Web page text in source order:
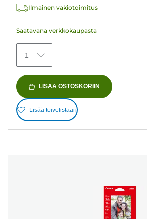
Ilmainen vakiotoimitus
Saatavana verkkokaupasta
1
LISÄÄ OSTOSKORIIN
Lisää toivelistaan